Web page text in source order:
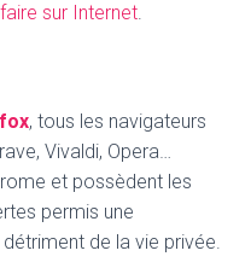
sur Internet.
, tous les navigateurs
Vivaldi, Opera…
et possèdent les
permis une
de la vie privée.